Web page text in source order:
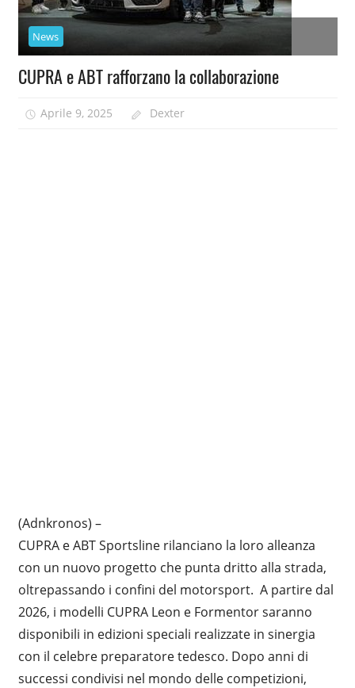
News
CUPRA e ABT rafforzano la collaborazione
Aprile 9, 2025 Dexter
(Adnkronos) –
CUPRA e ABT Sportsline rilanciano la loro alleanza
con un nuovo progetto che punta dritto alla strada,
oltrepassando i confini del motorsport. A partire dal
2026, i modelli CUPRA Leon e Formentor saranno
disponibili in edizioni speciali realizzate in sinergia
con il celebre preparatore tedesco. Dopo anni di
successi condivisi nel mondo delle competizioni,